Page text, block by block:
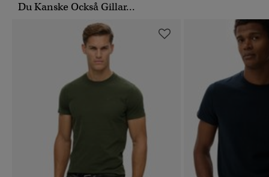
Du Kanske Också Gillar...